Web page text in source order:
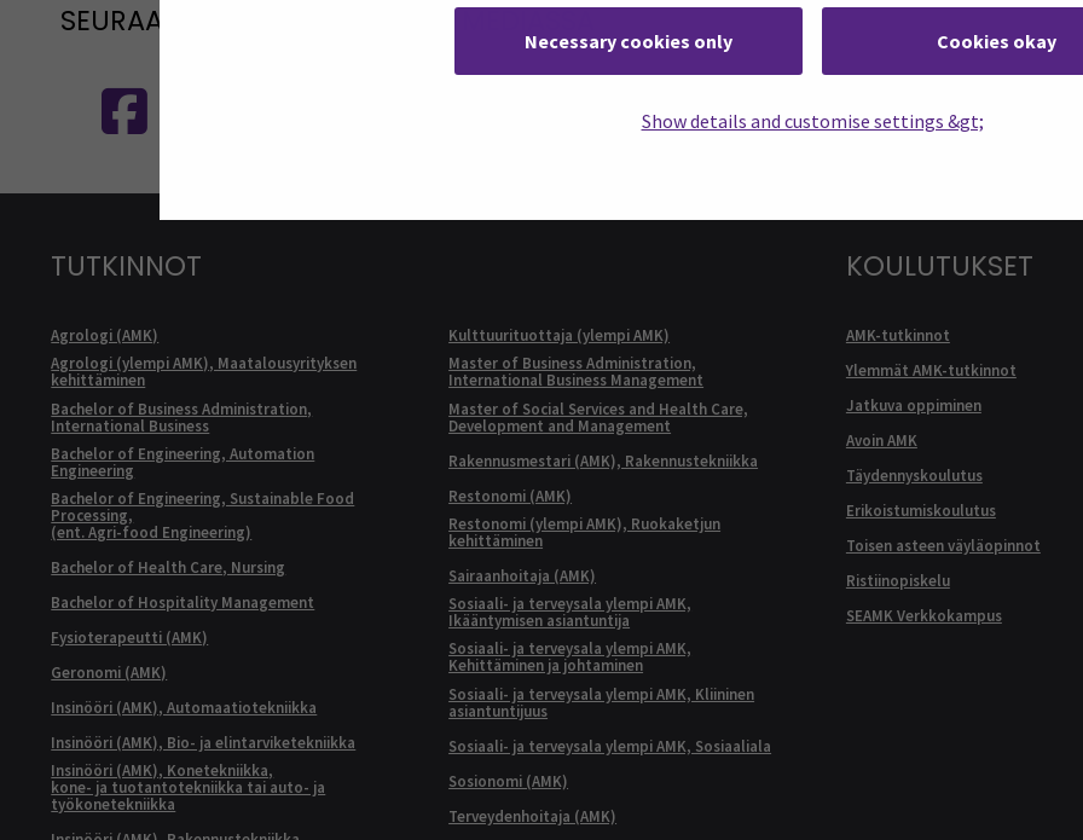
Necessary cookies only Cookies okay
Show details and customise settings &gt;
SEURAA MEITÄ SOSIAALISESSA MEDIASSA
Seuraa meitä sosiaalisessa mediassa: SEAMK - FacebookSeuraa meitä sosiaalisessa mediassa: SEAMK - Instagram
Seuraa meitä
TUTKINNOT
Agrologi (AMK)
Agrologi (ylempi AMK), Maatalousyrityksen
kehittäminen
Bachelor of Business Administration,
International Business
Bachelor of Engineering, Automation
Engineering
Bachelor of Engineering, Sustainable Food
Processing,
(ent. Agri-food Engineering)
Bachelor of Health Care, Nursing
Bachelor of Hospitality Management
Fysioterapeutti (AMK)
Geronomi (AMK)
Insinööri (AMK), Automaatiotekniikka
Insinööri (AMK), Bio- ja elintarviketekniikka
Insinööri (AMK), Konetekniikka,
kone- ja tuotantotekniikka tai auto- ja
työkonetekniikka
Kulttuurituottaja (ylempi AMK)
Master of Business Administration,
International Business Management
Master of Social Services and Health Care,
Development and Management
Rakennusmestari (AMK), Rakennustekniikka
Restonomi (AMK)
Restonomi (ylempi AMK), Ruokaketjun
kehittäminen
Sairaanhoitaja (AMK)
Sosiaali- ja terveysala ylempi AMK,
Ikääntymisen asiantuntija
Sosiaali- ja terveysala ylempi AMK,
Kehittäminen ja johtaminen
Sosiaali- ja terveysala ylempi AMK, Kliininen
asiantuntijuus
Sosiaali- ja terveysala ylempi AMK, Sosiaaliala
Sosionomi (AMK)
Terveydenhoitaja (AMK)
KOULUTUKSET
AMK-tutkinnot
Ylemmät AMK-tutkinnot
Jatkuva oppiminen
Avoin AMK
Täydennyskoulutus
Erikoistumiskoulutus
Toisen asteen väyläopinnot
Ristiinopiskelu
SEAMK Verkkokampus